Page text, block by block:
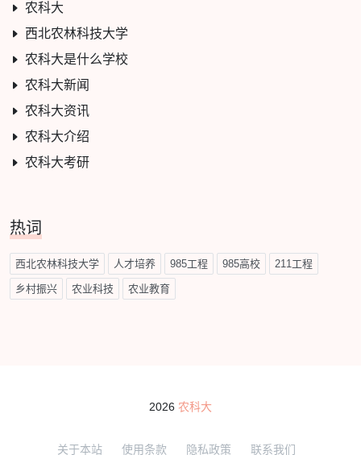
农科大
西北农林科技大学
农科大是什么学校
农科大新闻
农科大资讯
农科大介绍
农科大考研
热词
西北农林科技大学 人才培养 985工程 985高校 211工程
乡村振兴 农业科技 农业教育
2026 农科大
关于本站 使用条款 隐私政策 联系我们